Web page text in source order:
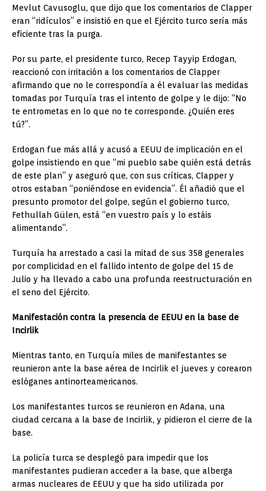
Mevlut Cavusoglu, que dijo que los comentarios de Clapper
eran “ridículos” e insistió en que el Ejército turco sería más
eficiente tras la purga.
Por su parte, el presidente turco, Recep Tayyip Erdogan,
reaccionó con irritación a los comentarios de Clapper
afirmando que no le correspondía a él evaluar las medidas
tomadas por Turquía tras el intento de golpe y le dijo: “No
te entrometas en lo que no te corresponde. ¿Quién eres
tú?”.
Erdogan fue más allá y acusó a EEUU de implicación en el
golpe insistiendo en que “mi pueblo sabe quién está detrás
de este plan” y aseguró que, con sus críticas, Clapper y
otros estaban “poniéndose en evidencia”. Él añadió que el
presunto promotor del golpe, según el gobierno turco,
Fethullah Gülen, está “en vuestro país y lo estáis
alimentando”.
Turquía ha arrestado a casi la mitad de sus 358 generales
por complicidad en el fallido intento de golpe del 15 de
Julio y ha llevado a cabo una profunda reestructuración en
el seno del Ejército.
Manifestación contra la presencia de EEUU en la base de
Incirlik
Mientras tanto, en Turquía miles de manifestantes se
reunieron ante la base aérea de Incirlik el jueves y corearon
eslóganes antinorteamericanos.
Los manifestantes turcos se reunieron en Adana, una
ciudad cercana a la base de Incirlik, y pidieron el cierre de la
base.
La policía turca se desplegó para impedir que los
manifestantes pudieran acceder a la base, que alberga
armas nucleares de EEUU y que ha sido utilizada por